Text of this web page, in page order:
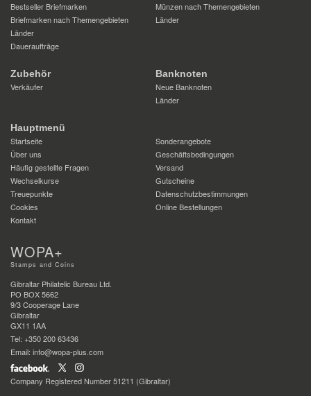
Bestseller Briefmarken
Briefmarken nach Themengebieten
Länder
Daueraufträge
Münzen nach Themengebieten
Länder
Zubehör
Verkäufer
Banknoten
Neue Banknoten
Länder
Hauptmenü
Startseite
Sonderangebote
Über uns
Geschäftsbedingungen
Häufig gestellte Fragen
Versand
Wechselkurse
Gutscheine
Treuepunkte
Datenschutzbestimmungen
Cookies
Online Bestellungen
Kontakt
WOPA+
Stamps and Coins
Gibraltar Philatelic Bureau Ltd.
PO BOX 5662
9/3 Cooperage Lane
Gibraltar
GX11 1AA
Tel: +350 200 63436
Email: info@wopa-plus.com
Company Registered Number 51211 (Gibraltar)